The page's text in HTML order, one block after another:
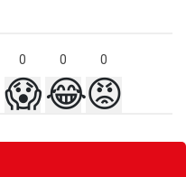
0 0 0
😱😂😡